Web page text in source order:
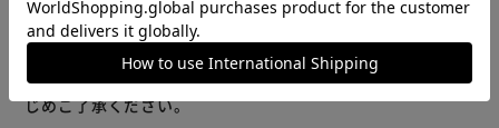
■1箱 12個入り
・ラバーズアソート(バニラ・クッキー&クリーム・ストロベ
リー各70ml×各2)×1、クラシックアソート(バニラ・ラム
レーズン・グリーンティー各70ml×各2)×1
■原材料名：
もっと見る
※製品は予告なく仕様を変更する場合がございます。あらか
じめご了承ください。